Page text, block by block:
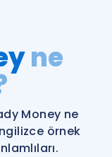
eğitim seni
ne
Money ne
örnek